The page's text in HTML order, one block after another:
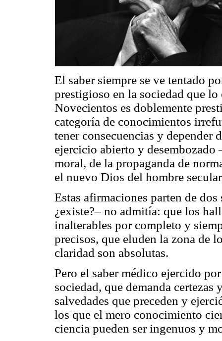
El saber siempre se ve tentado
prestigioso en la sociedad que
Novecientos es doblemente
categoría de conocimientos
tener consecuencias y depender
ejercicio abierto y desembozado
moral, de la propaganda de
el nuevo Dios del hombre
Estas afirmaciones parten de
¿existe?– no admitía: que los
inalterables por completo y
precisos, que eluden la zona de
claridad son absolutas.
Pero el saber médico ejercido
sociedad, que demanda
salvedades que preceden y
los que el mero conocimiento
ciencia pueden ser ingenuos y